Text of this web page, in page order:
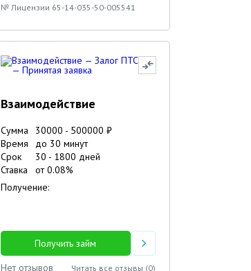
№ Лицензии 65-14-035-50-005541
Взаимодействие
Сумма 30000 - 500000 ₽
Время
до 30 минут
Срок
30 - 1800 дней
Ставка
от0.08%
Получение:
Получить займ
Нет отзывов
Читать все отзывы (0)